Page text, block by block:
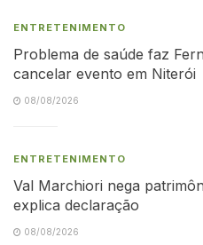
ENTRETENIMENTO
Problema de saúde faz
cancelar evento em Niterói
08/08/2026
ENTRETENIMENTO
Val Marchiori nega
explica declaração
08/08/2026